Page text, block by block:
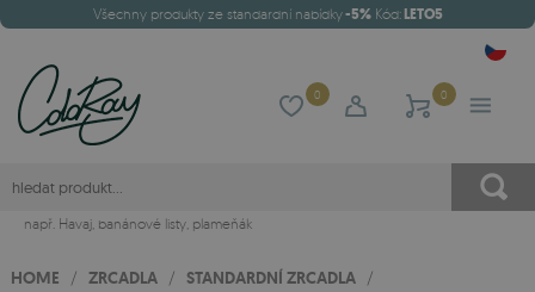
Všechny produkty ze standardní nabídky-5%Kód:LETO5
0 0
např. Havaj, banánové listy, plameňák
HOME / ZRCADLA / STANDARDNÍ ZRCADLA /